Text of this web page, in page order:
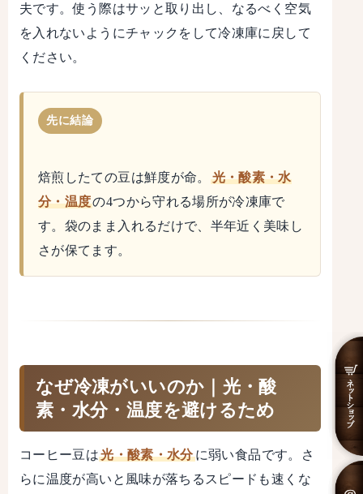
夫です。使う際はサッと取り出し、なるべく空気
を入れないようにチャックをして冷凍庫に戻して
ください。
先に結論
焙煎したての豆は鮮度が命。
光・酸素・水
分・温度の4つから守れる場所が冷凍庫で
す。袋のまま入れるだけで、半年近く美味し
さが保てます。
なぜ冷凍がいいのか｜光・酸
素・水分・温度を避けるため
コーヒー豆は光・酸素・水分に弱い食品です。さ
らに温度が高いと風味が落ちるスピードも速くな